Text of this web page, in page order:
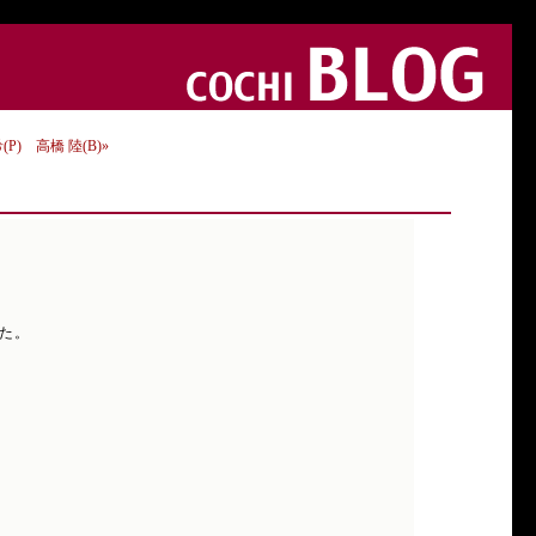
(P) 高橋 陸(B)»
。